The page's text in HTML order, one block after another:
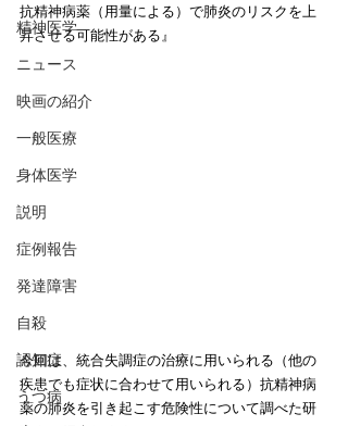
精神医学
ニュース
映画の紹介
一般医療
身体医学
説明
症例報告
発達障害
自殺
認知症
うつ病
抗精神病薬（用量による）で肺炎のリスクを上
昇させる可能性がある』
今回は、統合失調症の治療に用いられる（他の
疾患でも症状に合わせて用いられる）抗精神病
薬の肺炎を引き起こす危険性について調べた研